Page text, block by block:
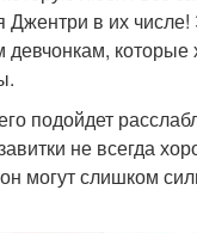
Джентри в их числе!
девчонкам, которые
подойдет
не всегда
могут слишком